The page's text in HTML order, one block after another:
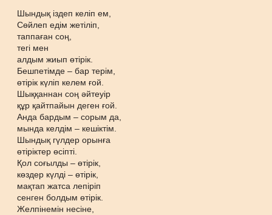
Шындық іздеп келіп ем,
Сөйлеп едім жетіліп,
таппаған соң,
тегі мен
алдым жиып өтірік.
Бешпетімде – бар терім,
өтірік күліп келем ғой.
Шыққаннан соң әйтеуір
құр қайтпайын деген ғой.
Анда бардым – сорым да,
мында келдім – кешіктім.
Шындық гүлдер орынға
өтіріктер өсіпті.
Қол соғылды – өтірік,
көздер күлді – өтірік,
мақтап жатса лепіріп
сенген болдым өтірік.
Желпінемін несіне,